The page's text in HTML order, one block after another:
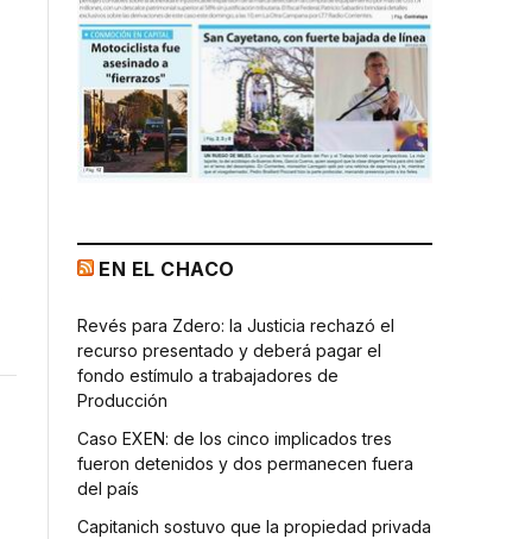
EN EL CHACO
Revés para Zdero: la Justicia rechazó el
recurso presentado y deberá pagar el
fondo estímulo a trabajadores de
Producción
Caso EXEN: de los cinco implicados tres
fueron detenidos y dos permanecen fuera
del país
Capitanich sostuvo que la propiedad privada